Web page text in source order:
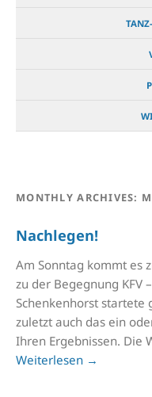
MONTHLY ARCHIVES:
Nachlegen!
Am Sonntag kommt es
zu der Begegnung KFV
Schenkenhorst startete
zuletzt auch das ein
Ihren Ergebnissen. Die
Weiterlesen →